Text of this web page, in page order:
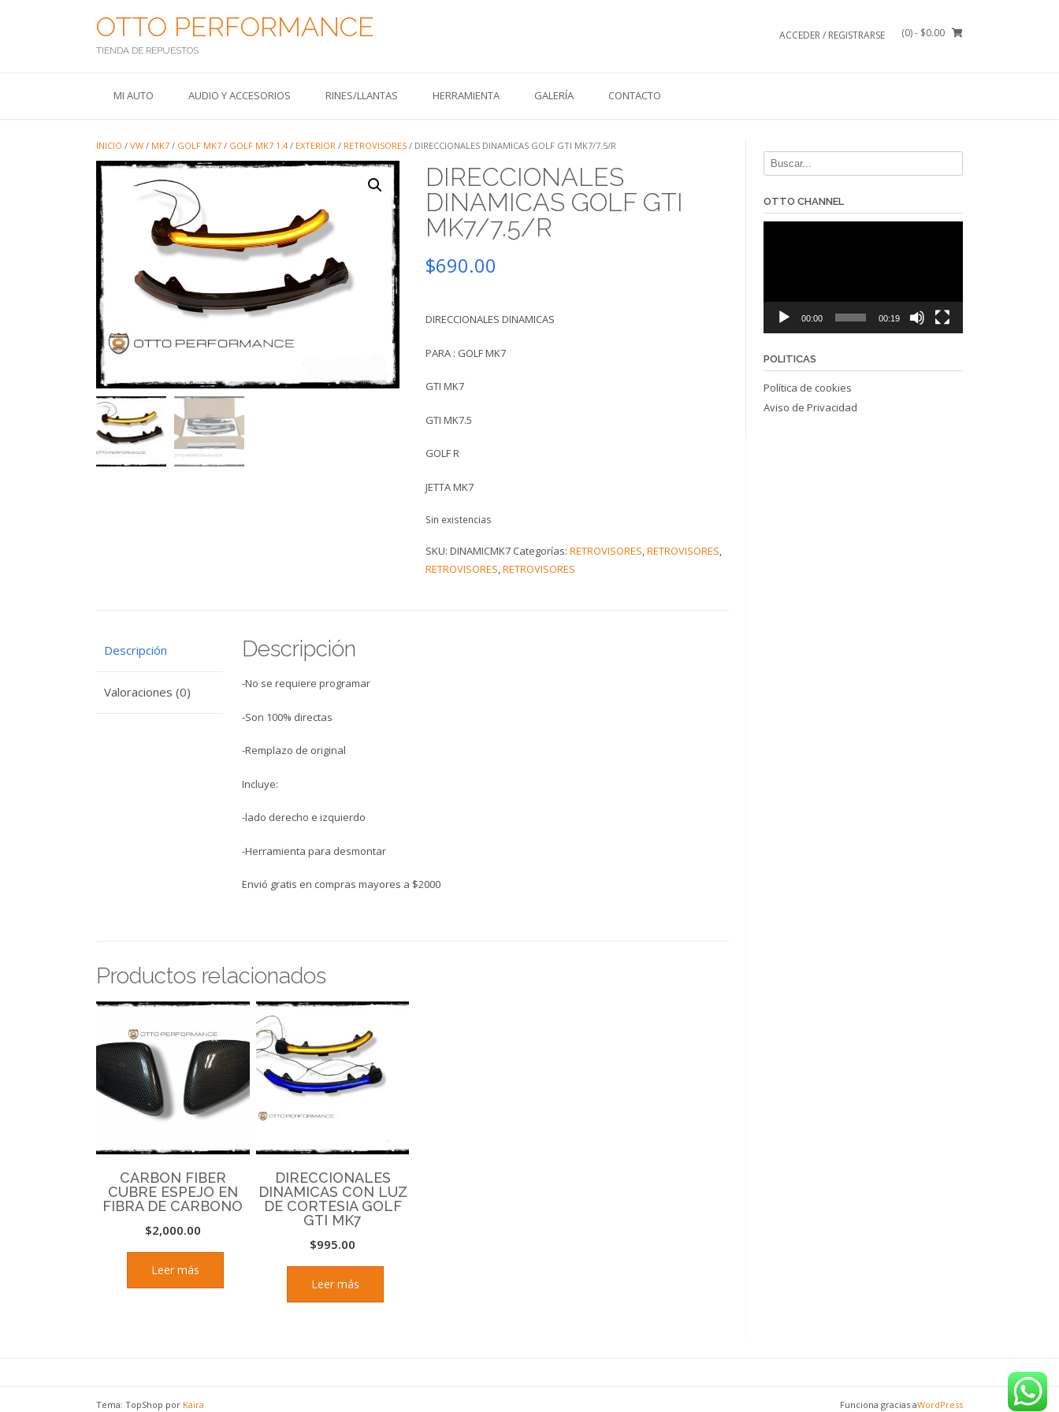
OTTO PERFORMANCE
TIENDA DE REPUESTOS
ACCEDER / REGISTRARSE (0)- $0.00
MI AUTO AUDIO Y ACCESORIOS RINES/LLANTAS HERRAMIENTA GALERÍA CONTACTO
INICIO / VW / MK7 / GOLF MK7 / GOLF MK7 1.4/ EXTERIOR / RETROVISORES / DIRECCIONALES DINAMICAS GOLF GTI MK7/7.5/R
DIRECCIONALES
DINAMICAS GOLF GTI
MK7/7.5/R
$690.00
DIRECCIONALES DINAMICAS
PARA : GOLF MK7
GTI MK7
GTI MK7.5
GOLF R
JETTA MK7
Sin existencias
SKU: DINAMICMK7 Categorías: RETROVISORES,RETROVISORES,
RETROVISORES,RETROVISORES
Descripción
Valoraciones (0)
Descripción
-No se requiere programar
-Son 100% directas
-Remplazo de original
Incluye:
-lado derecho e izquierdo
-Herramienta para desmontar
Envió gratis en compras mayores a $2000
Productos relacionados
CARBON FIBER
CUBRE ESPEJO EN
FIBRA DE CARBONO
$2,000.00
Leer más
DIRECCIONALES
DINAMICAS CON LUZ
DE CORTESIA GOLF
GTI MK7
$995.00
Leer más
OTTO CHANNEL
00:00 00:19
POLITICAS
Política de cookies
Aviso de Privacidad
Tema: TopShop por Kaira Funciona gracias aWordPress